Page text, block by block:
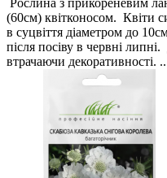
Рослина з прикореневим
(60см) квітконосом. Квіти
в суцвіття діаметром до
після посіву в червні
втрачаючи декоративності. ..